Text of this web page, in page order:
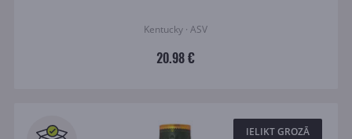
Kentucky · ASV
20.98 €
IELIKT GROZĀ